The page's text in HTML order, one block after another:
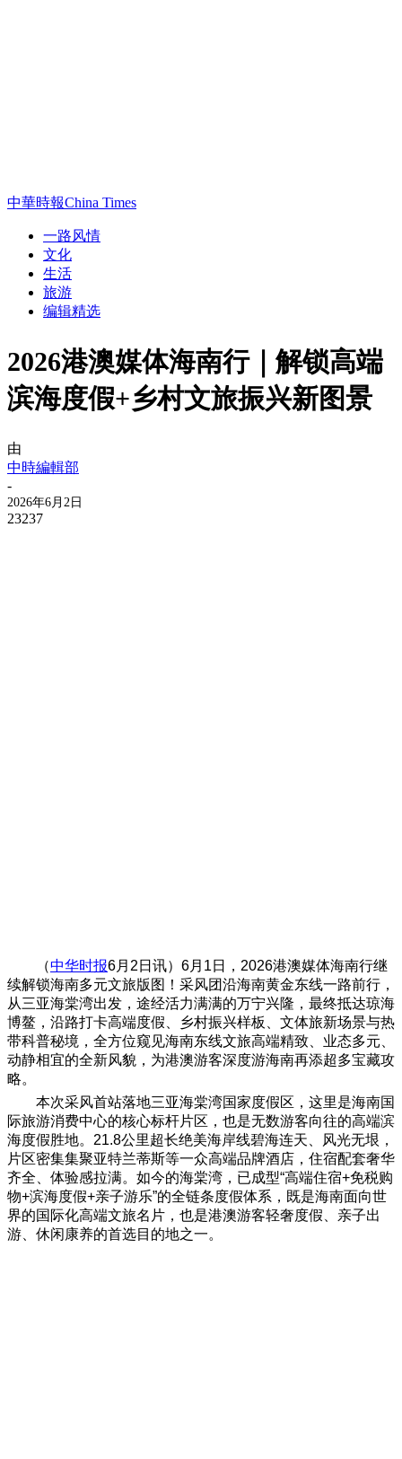
中華時報China Times
一路风情
文化
生活
旅游
编辑精选
2026港澳媒体海南行｜解锁高端
滨海度假+乡村文旅振兴新图景
由
中時編輯部
-
2026年6月2日
23237
（中华时报6月2日讯）6月1日，2026港澳媒体海南行继
续解锁海南多元文旅版图！采风团沿海南黄金东线一路前行，
从三亚海棠湾出发，途经活力满满的万宁兴隆，最终抵达琼海
博鳌，沿路打卡高端度假、乡村振兴样板、文体旅新场景与热
带科普秘境，全方位窥见海南东线文旅高端精致、业态多元、
动静相宜的全新风貌，为港澳游客深度游海南再添超多宝藏攻
略。
本次采风首站落地三亚海棠湾国家度假区，这里是海南国
际旅游消费中心的核心标杆片区，也是无数游客向往的高端滨
海度假胜地。21.8公里超长绝美海岸线碧海连天、风光无垠，
片区密集集聚亚特兰蒂斯等一众高端品牌酒店，住宿配套奢华
齐全、体验感拉满。如今的海棠湾，已成型“高端住宿+免税购
物+滨海度假+亲子游乐”的全链条度假体系，既是海南面向世
界的国际化高端文旅名片，也是港澳游客轻奢度假、亲子出
游、休闲康养的首选目的地之一。